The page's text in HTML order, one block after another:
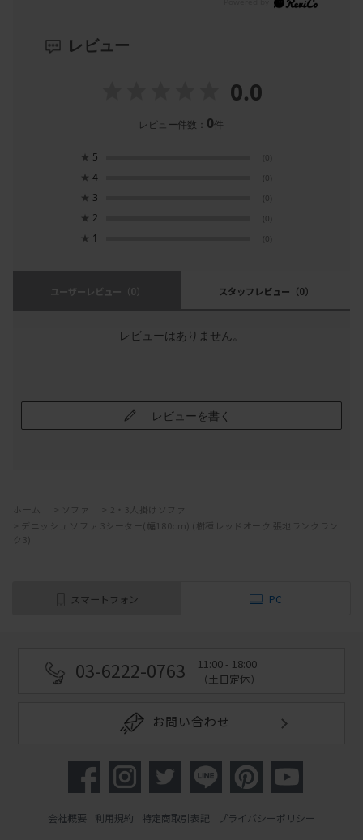
レビュー
0.0
レビュー件数： 0件
★ 5 (0)
★ 4 (0)
★ 3 (0)
★ 2 (0)
★ 1 (0)
ユーザーレビュー （0） スタッフレビュー （0）
レビューはありません。
レビューを書く
ホーム ソファ
2・3人掛けソファ
デニッシュ ソファ 3シーター(幅180cm) (樹種レッドオーク 張地ランクラン
ク3)
スマートフォン PC
03-6222-0763
11:00 - 18:00
（土日定休）
お問い合わせ
会社概要 利用規約 特定商取引表記 プライバシーポリシー